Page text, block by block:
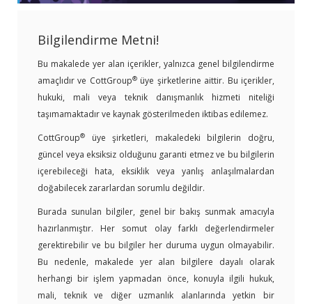
Bilgilendirme Metni!
Bu makalede yer alan içerikler, yalnızca genel bilgilendirme
amaçlıdır ve CottGroup®üye şirketlerine aittir. Bu içerikler,
hukuki, mali veya teknik danışmanlık hizmeti niteliği
taşımamaktadır ve kaynak gösterilmeden iktibas edilemez.
CottGroup®
üye şirketleri, makaledeki bilgilerin doğru,
güncel veya eksiksiz olduğunu garanti etmez ve bu bilgilerin
içerebileceği hata, eksiklik veya yanlış anlaşılmalardan
doğabilecek zararlardan sorumlu değildir.
Burada sunulan bilgiler, genel bir bakış sunmak amacıyla
hazırlanmıştır. Her somut olay farklı değerlendirmeler
gerektirebilir ve bu bilgiler her duruma uygun olmayabilir.
Bu nedenle, makalede yer alan bilgilere dayalı olarak
herhangi bir işlem yapmadan önce, konuyla ilgili hukuk,
mali, teknik ve diğer uzmanlık alanlarında yetkin bir